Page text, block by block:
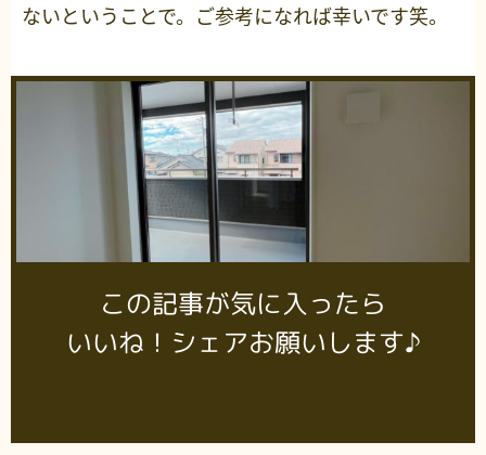
ないということで。ご参考になれば幸いです笑。
この記事が気に入ったら
いいね！シェアお願いします♪